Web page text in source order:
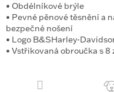
• Obdélníkové brýle
• Pevné pěnové těsnění a
bezpečné nošení
• Logo B&SHarley-
• Vstřikovaná obroučka s 8